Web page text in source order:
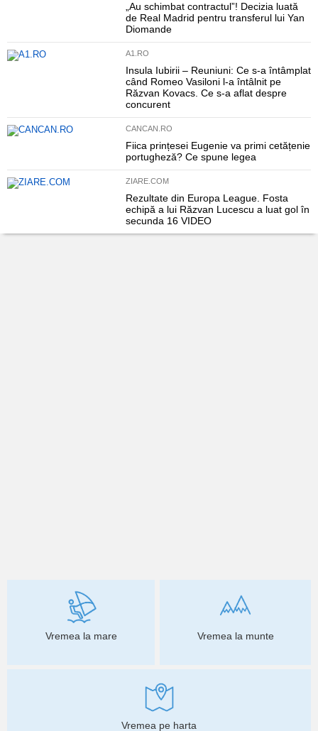
„Au schimbat contractul”! Decizia luată
de Real Madrid pentru transferul lui Yan
Diomande
A1.RO
Insula Iubirii – Reuniuni: Ce s-a întâmplat
când Romeo Vasiloni l-a întâlnit pe
Răzvan Kovacs. Ce s-a aflat despre
concurent
CANCAN.RO
Fiica prințesei Eugenie va primi cetățenie
portugheză? Ce spune legea
ZIARE.COM
Rezultate din Europa League. Fosta
echipă a lui Răzvan Lucescu a luat gol în
secunda 16 VIDEO
Vremea la mare Vremea la munte
Vremea pe harta